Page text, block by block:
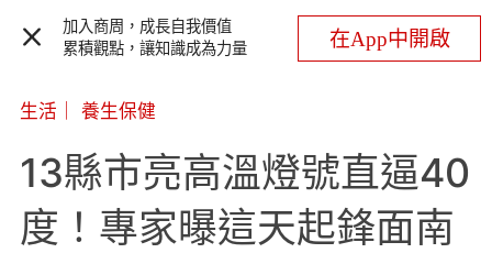
加入商周，成長自我價值
累積觀點，讓知識成為力量
在App中開啟
生活 養生保健
13縣市亮高溫燈號直逼40
度！專家曝這天起鋒面南